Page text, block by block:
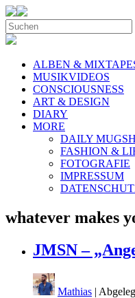
ALBEN &
MUSIKVIDEOS
CONSCIOUSNESS
ART & DESIGN
DIARY
MORE
DAILY
FASHION &
FOTOGRAFIE
IMPRESSUM
whatever makes
JMSN –
Mathias |